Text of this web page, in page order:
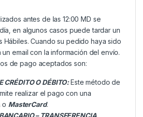
antes de las 12:00 MD se
en algunos casos puede tardar un
Hábiles. Cuando su pedido haya sido
email con la información del envío.
de pago aceptados son:
CRÉDITO O DÉBITO:Este método de
realizar el pago con una
o MasterCard.